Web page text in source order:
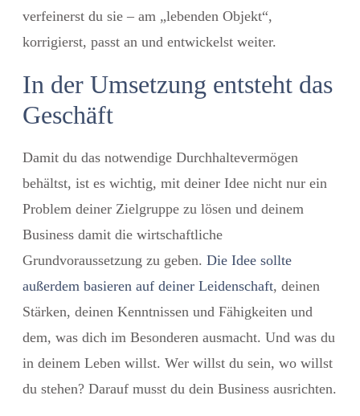
verfeinerst du sie – am „lebenden Objekt“,
korrigierst, passt an und entwickelst weiter.
In der Umsetzung entsteht das
Geschäft
Damit du das notwendige Durchhaltevermögen
behältst, ist es wichtig, mit deiner Idee nicht nur ein
Problem deiner Zielgruppe zu lösen und deinem
Business damit die wirtschaftliche
Grundvoraussetzung zu geben. Die Idee sollte
außerdem basieren auf deiner Leidenschaft, deinen
Stärken, deinen Kenntnissen und Fähigkeiten und
dem, was dich im Besonderen ausmacht. Und was du
in deinem Leben willst. Wer willst du sein, wo willst
du stehen? Darauf musst du dein Business ausrichten.